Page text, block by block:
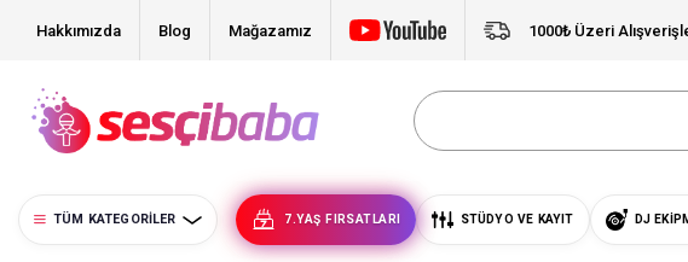
Hakkımızda Blog Mağazamız 1000₺ Üzeri
TÜM KATEGORILER 7.YAŞ FIRSATLARI STÜDYO VE KAYIT DJ